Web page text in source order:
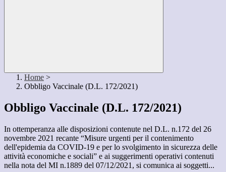
Home >
Obbligo Vaccinale (D.L. 172/2021)
Obbligo Vaccinale (D.L. 172/2021)
In ottemperanza alle disposizioni contenute nel D.L. n.172 del 26
novembre 2021 recante “Misure urgenti per il contenimento
dell'epidemia da COVID-19 e per lo svolgimento in sicurezza delle
attività economiche e sociali” e ai suggerimenti operativi contenuti
nella nota del MI n.1889 del 07/12/2021, si comunica ai soggetti...